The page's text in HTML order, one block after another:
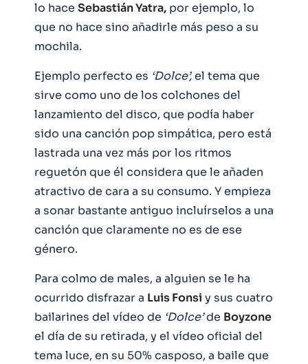
lo hace Sebastián Yatra, por ejemplo, lo
que no hace sino añadirle más peso a su
mochila.
Ejemplo perfecto es ‘Dolce’,el tema que
sirve como uno de los colchones del
lanzamiento del disco, que podía haber
sido una canción pop simpática, pero está
lastrada una vez más por los ritmos
reguetón que él considera que le añaden
atractivo de cara a su consumo. Y empieza
a sonar bastante antiguo incluírselos a una
canción que claramente no es de ese
género.
Para colmo de males, a alguien se le ha
ocurrido disfrazar a Luis Fonsi y sus cuatro
bailarines del vídeo de ‘Dolce’de Boyzone
el día de su retirada, y el vídeo oficial del
tema luce, en su 50% casposo, a baile que